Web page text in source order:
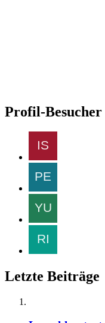
Profil-Besucher
Letzte Beiträge